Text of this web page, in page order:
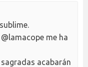
me ha
acabarán